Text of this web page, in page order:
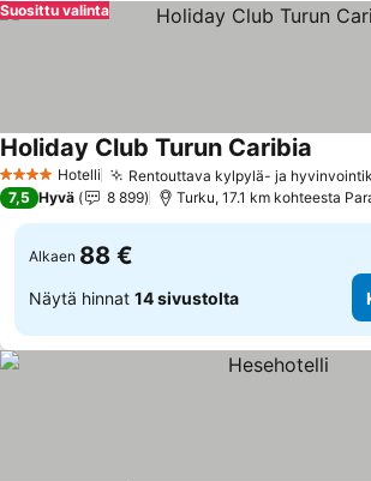
Suosittu valinta
4 Tähtiluokitus
Hotelli Rentouttava kylpylä- ja
Holiday Club Turun Caribia
7,5 Hyvä 8 899 Turku, 17.1 km kohteesta
Alkaen 88 €
Näytä hinnat 14 sivustolta